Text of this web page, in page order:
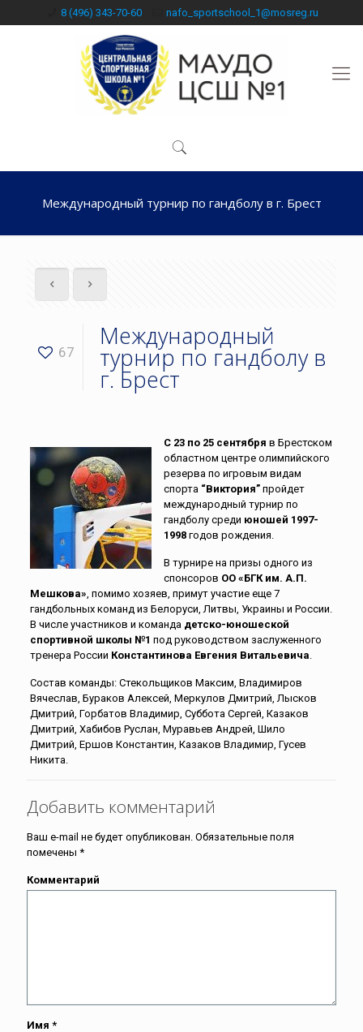
8 (496) 343-70-60 nafo_sportschool_1@mosreg.ru
Международный турнир по гандболу в г. Брест
67
Международный
турнир по гандболу в
г. Брест
С 23 по 25 сентября в Брестском
областном центре олимпийского
резерва по игровым видам
спорта “Виктория”пройдет
международный турнир по
гандболу среди юношей 1997-
1998годов рождения.
В турнире на призы одного из
спонсоров ОО «БГК им. А.П.
Мешкова», помимо хозяев, примут участие еще 7
гандбольных команд из Белоруси, Литвы, Украины и России.
В числе участников и команда детско-юношеской
спортивной школы №1 под руководством заслуженного
тренера России Константинова Евгения Витальевича.
Состав команды: Стекольщиков Максим, Владимиров
Вячеслав, Бураков Алексей, Меркулов Дмитрий, Лысков
Дмитрий, Горбатов Владимир, Суббота Сергей, Казаков
Дмитрий, Хабибов Руслан, Муравьев Андрей, Шило
Дмитрий, Ершов Константин, Казаков Владимир, Гусев
Никита.
Добавить комментарий
Ваш e-mail не будет опубликован. Обязательные поля
помечены *
Комментарий
Имя *